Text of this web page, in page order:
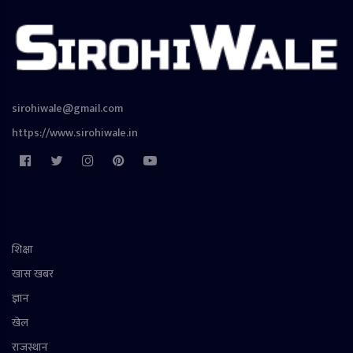
sirohiwale@gmail.com
https://www.sirohiwale.in
शिक्षा
खास खबर
ज्ञान
खेल
राजस्थान